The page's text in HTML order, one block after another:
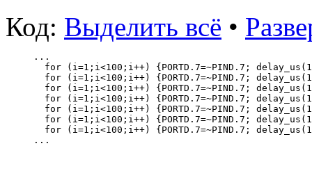
Код: Выделить всё •
...
for (i=1;i<100;i++) {PORTD.7=~PIND.7;
for (i=1;i<100;i++) {PORTD.7=~PIND.7;
for (i=1;i<100;i++) {PORTD.7=~PIND.7;
for (i=1;i<100;i++) {PORTD.7=~PIND.7;
for (i=1;i<100;i++) {PORTD.7=~PIND.7;
for (i=1;i<100;i++) {PORTD.7=~PIND.7;
for (i=1;i<100;i++) {PORTD.7=~PIND.7;
...